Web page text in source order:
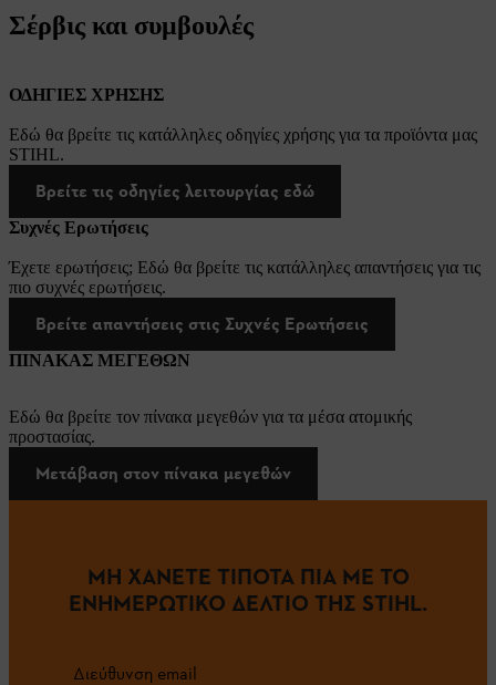
Σέρβις και συμβουλές
ΟΔΗΓΙΕΣ ΧΡΗΣΗΣ
Εδώ θα βρείτε τις κατάλληλες οδηγίες χρήσης για τα προϊόντα μας
STIHL.
Βρείτε τις οδηγίες λειτουργίας εδώ
Συχνές Ερωτήσεις
Έχετε ερωτήσεις; Εδώ θα βρείτε τις κατάλληλες απαντήσεις για τις
πιο συχνές ερωτήσεις.
Βρείτε απαντήσεις στις Συχνές Ερωτήσεις
ΠΙΝΑΚΑΣ ΜΕΓΕΘΩΝ
Εδώ θα βρείτε τον πίνακα μεγεθών για τα μέσα ατομικής
προστασίας.
Μετάβαση στον πίνακα μεγεθών
ΜΗ ΧΑΝΕΤΕ ΤΙΠΟΤΑ ΠΙΑ ΜΕ ΤΟ
ΕΝΗΜΕΡΩΤΙΚΟ ΔΕΛΤΙΟ ΤΗΣ STIHL.
Διεύθυνση email